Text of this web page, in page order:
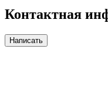
Контактная
Написать